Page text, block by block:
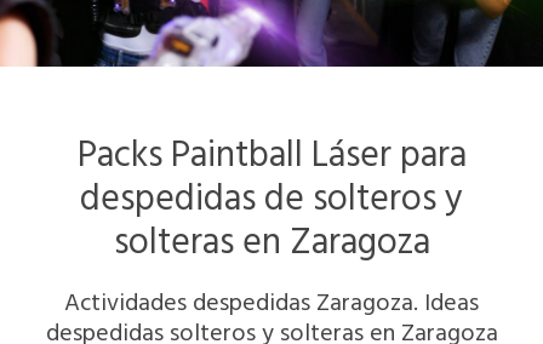
Packs Paintball Láser para
despedidas de solteros y
solteras en Zaragoza
Actividades despedidas Zaragoza. Ideas
despedidas solteros y solteras en Zaragoza